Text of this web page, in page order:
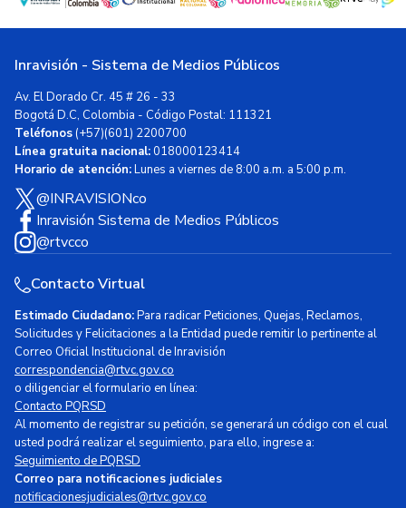
Inravisión - Sistema de Medios Públicos
Av. El Dorado Cr. 45 # 26 - 33
Bogotá D.C, Colombia - Código Postal: 111321
Teléfonos(+57)(601) 2200700
Línea gratuita nacional:018000123414
Horario de atención:Lunes a viernes de 8:00 a.m. a 5:00 p.m.
@INRAVISIONco
Inravisión Sistema de Medios Públicos
@rtvcco
Contacto Virtual
Estimado Ciudadano:Para radicar Peticiones, Quejas, Reclamos,
Solicitudes y Felicitaciones a la Entidad puede remitir lo pertinente al
Correo Oficial Institucional de Inravisión
correspondencia@rtvc.gov.co
o diligenciar el formulario en línea:
Contacto PQRSD
Al momento de registrar su petición, se generará un código con el cual
usted podrá realizar el seguimiento, para ello, ingrese a:
Seguimiento de PQRSD
Correo para notificaciones judiciales
notificacionesjudiciales@rtvc.gov.co